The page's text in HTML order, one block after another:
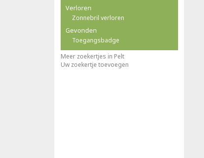
Verloren
Zonnebril verloren
Gevonden
Toegangsbadge
Meer zoekertjes in Pelt
Uw zoekertje toevoegen